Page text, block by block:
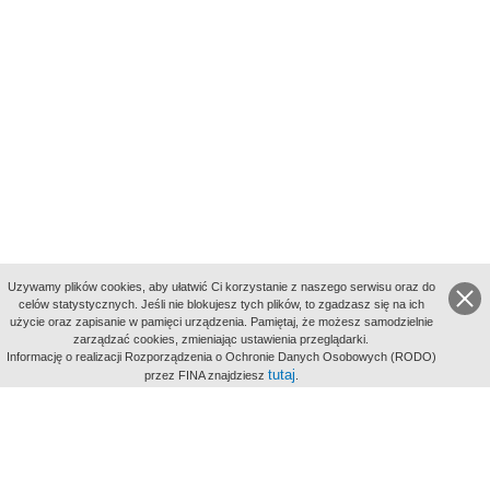
aktywności
Uzywamy plików cookies, aby ułatwić Ci korzystanie z naszego serwisu oraz do
celów statystycznych. Jeśli nie blokujesz tych plików, to zgadzasz się na ich
użycie oraz zapisanie w pamięci urządzenia. Pamiętaj, że możesz samodzielnie
zarządzać cookies, zmieniając ustawienia przeglądarki.
Informację o realizacji Rozporządzenia o Ochronie Danych Osobowych (RODO)
przez FINA znajdziesz tutaj